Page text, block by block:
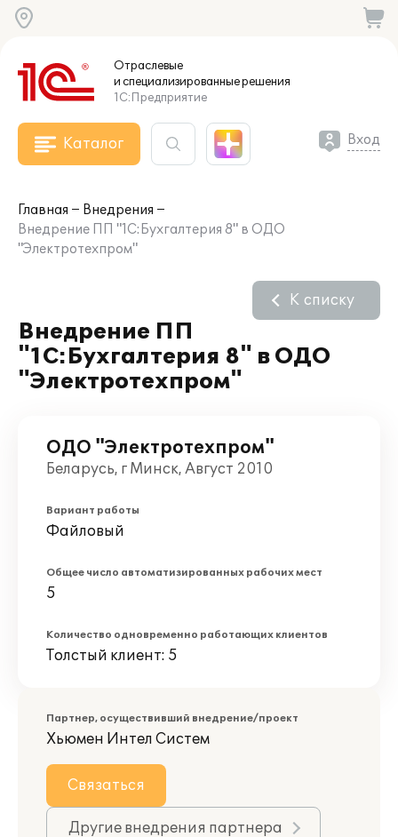
Отраслевые
и специализированныерешения
1С:Предприятие
Каталог Вход
Главная
Внедрения
Внедрение ПП "1C:Бухгалтерия 8" в ОДО
"Электротехпром"
Внедрение ПП
"1C:Бухгалтерия 8" в ОДО
"Электротехпром"
К списку
ОДО "Электротехпром"
Беларусь, г Минск, Август 2010
Вариант работы
Файловый
Общее число автоматизированных рабочих мест
5
Количество одновременно работающих клиентов
Толстый клиент: 5
Партнер, осуществивший внедрение/проект
Хьюмен Интел Систем
Связаться
Другие внедрения партнера